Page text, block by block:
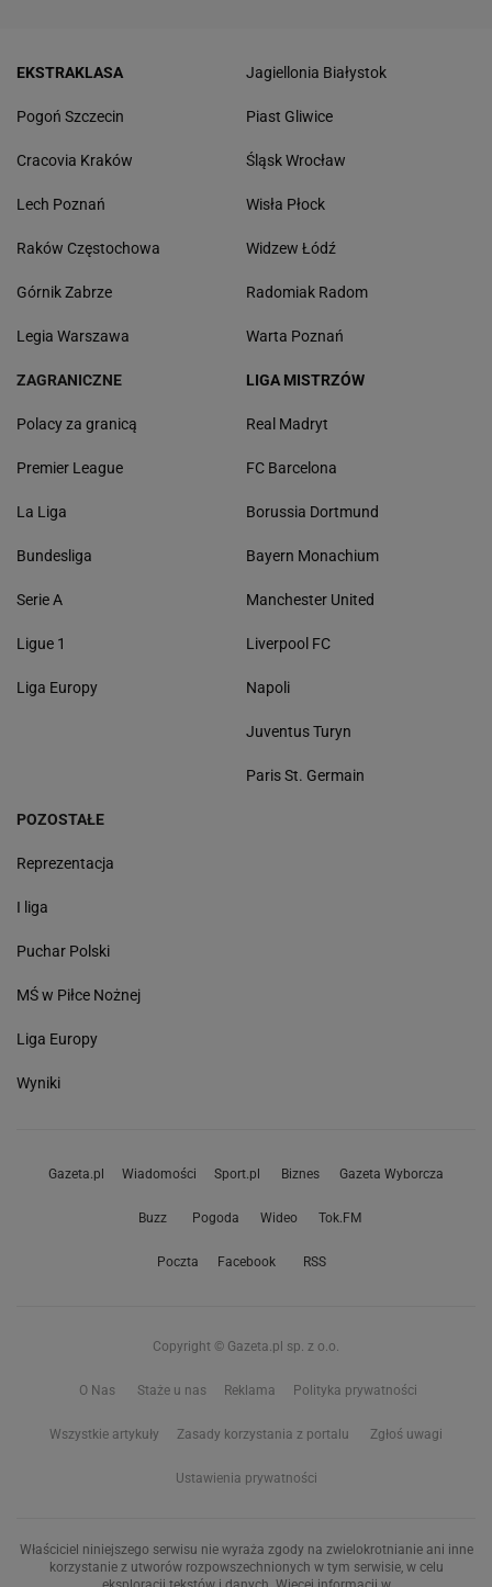
EKSTRAKLASA
Pogoń Szczecin
Cracovia Kraków
Lech Poznań
Raków Częstochowa
Górnik Zabrze
Legia Warszawa
Jagiellonia Białystok
Piast Gliwice
Śląsk Wrocław
Wisła Płock
Widzew Łódź
Radomiak Radom
Warta Poznań
ZAGRANICZNE
Polacy za granicą
Premier League
La Liga
Bundesliga
Serie A
Ligue 1
Liga Europy
LIGA MISTRZÓW
Real Madryt
FC Barcelona
Borussia Dortmund
Bayern Monachium
Manchester United
Liverpool FC
Napoli
Juventus Turyn
Paris St. Germain
POZOSTAŁE
Reprezentacja
I liga
Puchar Polski
MŚ w Piłce Nożnej
Liga Europy
Wyniki
Gazeta.pl Wiadomości Sport.pl Biznes Gazeta Wyborcza
Buzz Pogoda Wideo Tok.FM
Poczta Facebook RSS
Copyright © Gazeta.pl sp. z o.o.
O Nas Staże u nas Reklama Polityka prywatności
Wszystkie artykuły Zasady korzystania z portalu Zgłoś uwagi
Ustawienia prywatności
Właściciel niniejszego serwisu nie wyraża zgody na zwielokrotnianie ani inne
korzystanie z utworów rozpowszechnionych w tym serwisie, w celu